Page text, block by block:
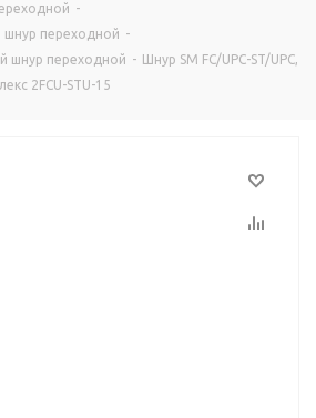
-
шнур переходной -
шнур переходной - Шнур SM FC/UPC-ST/UPC,
2FCU-STU-15